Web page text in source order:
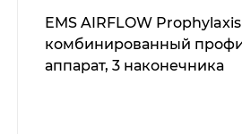
EMS AIRFLOW
комбинированный
аппарат, 3 наконечника